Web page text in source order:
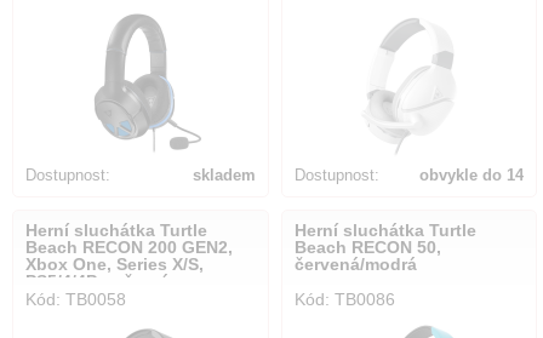
Dostupnost: skladem Dostupnost:
obvykle do 14
Herní sluchátka Turtle
Beach RECON 200 GEN2,
Xbox One, Series X/S,
PS5/4/4Pro, černá
Kód: TB0058
Herní sluchátka Turtle
Beach RECON 50,
červená/modrá
Kód: TB0086